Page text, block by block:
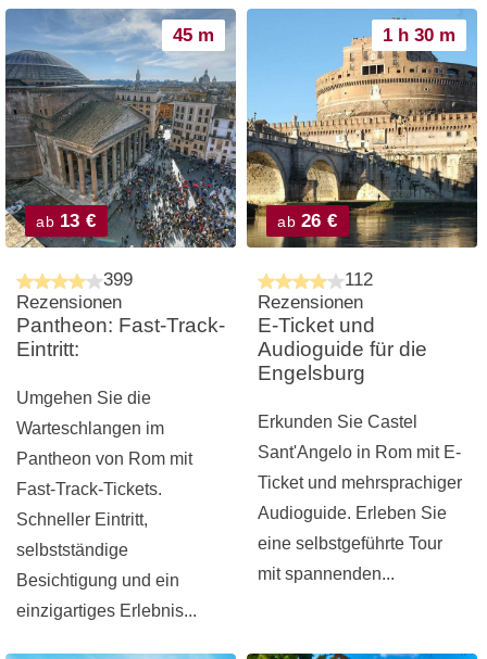
ab 13 €
45 m
399
Rezensionen
Pantheon: Fast-Track-
Eintritt:
Umgehen Sie die
Warteschlangen im
Pantheon von Rom mit
Fast-Track-Tickets.
Schneller Eintritt,
selbstständige
Besichtigung und ein
einzigartiges Erlebnis...
ab 26 €
1 h 30 m
112
Rezensionen
E-Ticket und
Audioguide für die
Engelsburg
Erkunden Sie Castel
Sant'Angelo in Rom mit E-
Ticket und mehrsprachiger
Audioguide. Erleben Sie
eine selbstgeführte Tour
mit spannenden...